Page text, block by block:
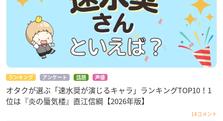
ランキング アンケート 話題 声優
オタクが選ぶ「速水奨が演じるキャラ」ランキングTOP10！1
位は『炎の蜃気楼』直江信綱【2026年版】
14コメント